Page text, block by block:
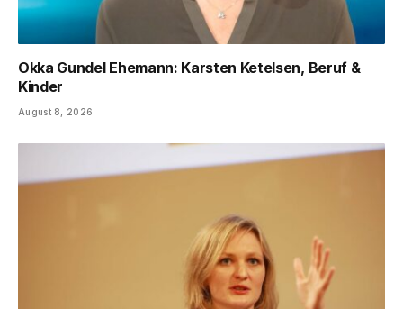
Okka Gundel Ehemann: Karsten Ketelsen, Beruf &
Kinder
August 8, 2026